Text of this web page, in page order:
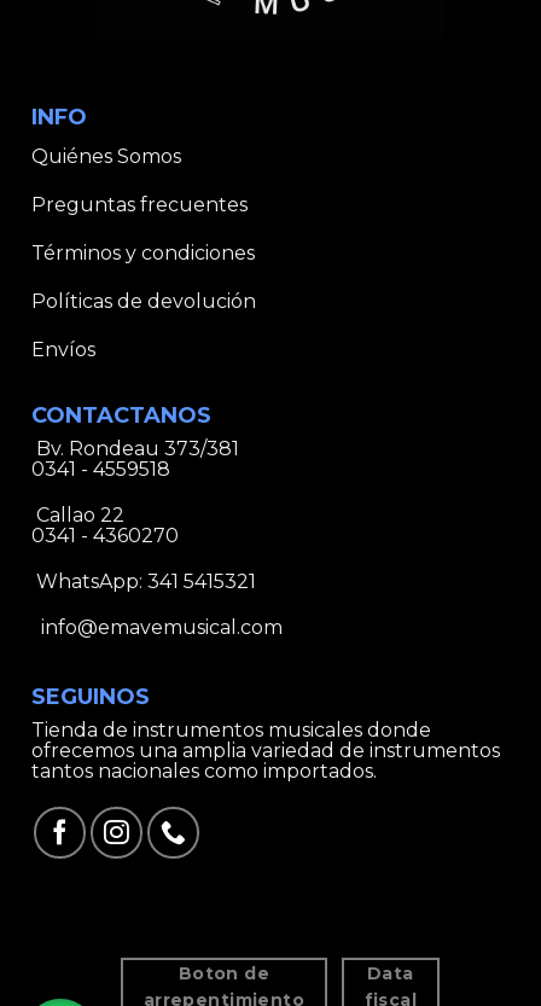
INFO
Quiénes Somos
Preguntas frecuentes
Términos y condiciones
Políticas de devolución
Envíos
CONTACTANOS
Bv. Rondeau 373/381
0341 - 4559518
Callao 22
0341 - 4360270
WhatsApp: 341 5415321
info@emavemusical.com
SEGUINOS
Tienda de instrumentos musicales donde
ofrecemos una amplia variedad de instrumentos
tantos nacionales como importados.
Boton de
arrepentimiento
Data
fiscal